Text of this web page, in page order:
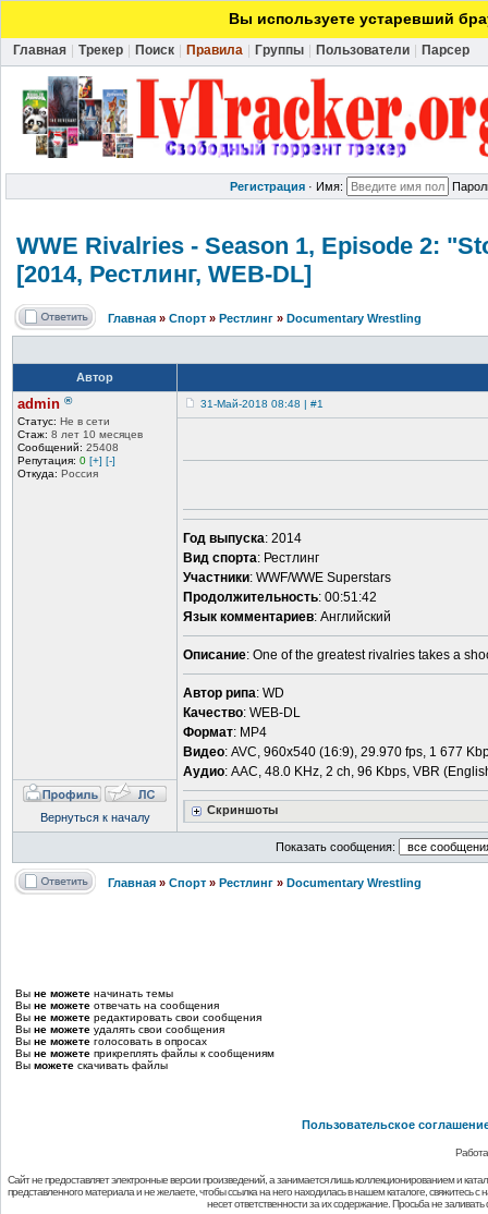
Вы используете устаревший
Главная Трекер Поиск Правила Группы Пользователи Парсер
Регистрация · Имя:
WWE Rivalries - Season 1, Episode 2:
[2014, Рестлинг, WEB-DL]
Главная » Спорт » Рестлинг » Documentary Wrestling
Автор
admin ®
Статус: Не в сети
Стаж: 8 лет 10 месяцев
Сообщений: 25408
Репутация: 0 [+] [-]
Откуда: Россия
31-Май-2018 08:48 | #1
Год выпуска: 2014
Вид спорта: Рестлинг
Участники: WWF/WWE Superstars
Продолжительность: 00:51:42
Язык комментариев: Английский
Описание: One of the greatest rivalries takes a
Автор рипа: WD
Качество: WEB-DL
Формат: MP4
Видео: AVC, 960x540 (16:9), 29.970 fps, 1 677
Аудио: AAC, 48.0 KHz, 2 ch, 96 Kbps, VBR
Скриншоты
Вернуться к началу
Показать сообщения:
Главная » Спорт » Рестлинг » Documentary Wrestling
Вы не можете начинать темы
Вы не можете отвечать на сообщения
Вы не можете редактировать свои сообщения
Вы не можете удалять свои сообщения
Вы не можете голосовать в опросах
Вы не можете прикреплять файлы к сообщениям
Вы можете скачивать файлы
Пользовательское
Сайт не предоставляет электронные версии произведений, а занимается лишь коллекционированием и
представленного материала и не желаете, чтобы ссылка на него находилась в нашем каталоге,
несет ответственности за их содержание. Просьба не